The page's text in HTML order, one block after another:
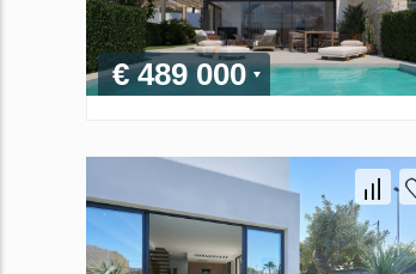
€ 489 000